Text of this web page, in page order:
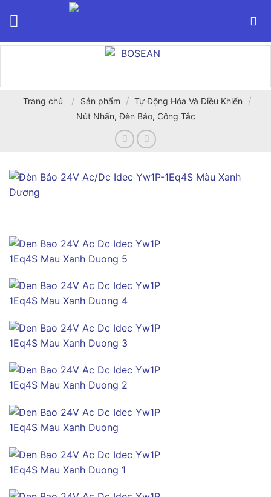
Trang chủ / Sản phẩm / Tự Động Hóa Và Điều Khiển /
Nút Nhấn, Đèn Báo, Công Tắc